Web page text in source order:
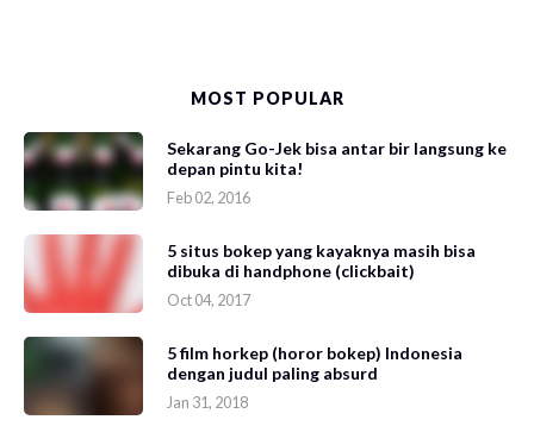
MOST POPULAR
Sekarang Go-Jek bisa antar bir langsung ke
depan pintu kita!
Feb 02, 2016
5 situs bokep yang kayaknya masih bisa
dibuka di handphone (clickbait)
Oct 04, 2017
5 film horkep (horor bokep) Indonesia
dengan judul paling absurd
Jan 31, 2018